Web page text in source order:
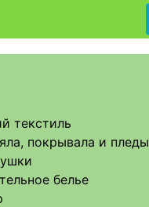
текстиль
покрывала и пледы
белье